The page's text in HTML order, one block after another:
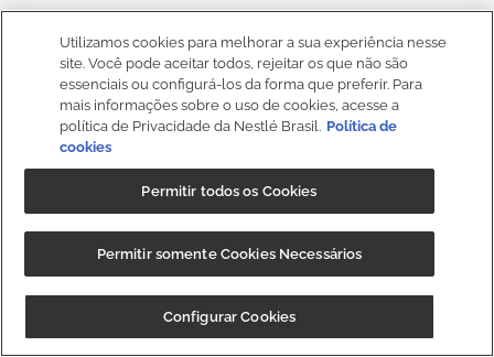
Utilizamos cookies para melhorar a sua experiência nesse
site. Você pode aceitar todos, rejeitar os que não são
essenciais ou configurá-los da forma que preferir. Para
mais informações sobre o uso de cookies, acesse a
política de Privacidade da Nestlé Brasil. Política de
cookies
Configurar Cookies
Permitir somente Cookies Necessários
Permitir todos os Cookies